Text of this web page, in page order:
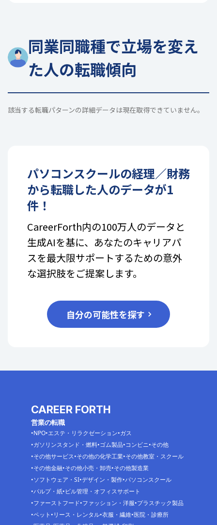
同業同職種で立場を変え
た人の転職傾向
該当する転職パターンの詳細データは現在取得できていません。
パソコンスクールの経理／財務
から転職した人のデータが1
件！
CareerForth内の100万人のデータと
生成AIを基に、あなたのキャリアパ
スを最大限サポートするための意外
な選択肢をご提案します。
自分の可能性を探す
CAREER FORTH
営業の転職
NPO エステ・リラクゼーション ガス
ガソリンスタンド・燃料 ゴム製品 コンビニ その他
その他サービス その他の化学工業 その他教室・スクール
その他金融 その他小売・卸売 その他製造業
ソフトウェア・SI デザイン・製作 パソコンスクール
パルプ・紙 ビル管理・オフィスサポート
ファーストフード ファッション・洋服 プラスチック製品
ペット リース・レンタル 衣服・繊維 医院・診療所